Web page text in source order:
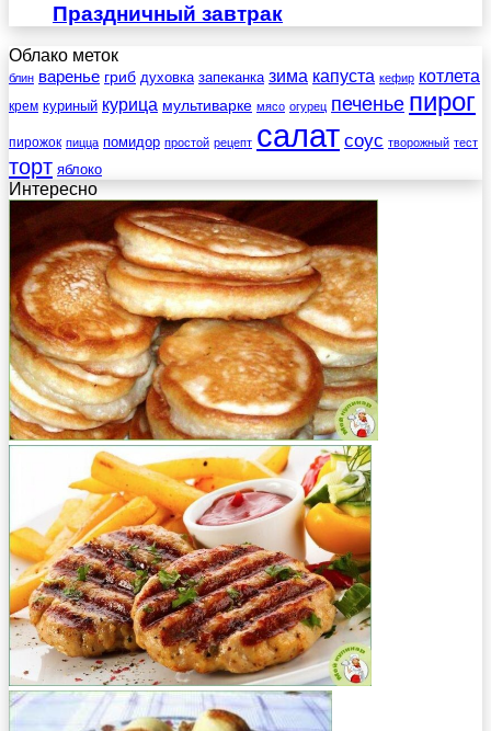
Праздничный завтрак
Облако меток
блин варенье гриб духовка запеканка зима капуста кефир котлета
крем куриный курица мультиварке мясо огурец печенье пирог
пирожок пицца помидор простой рецепт салат соус творожный тест
торт яблоко
Интересно